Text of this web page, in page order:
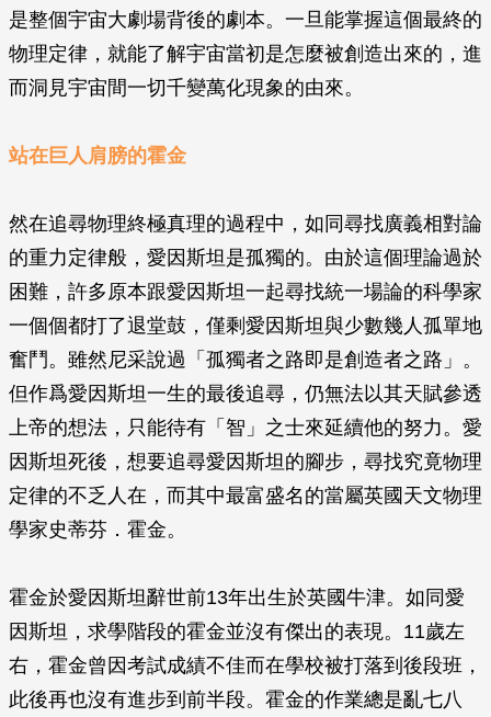
是整個宇宙大劇場背後的劇本。一旦能掌握這個最終的
物理定律，就能了解宇宙當初是怎麼被創造出來的，進
而洞見宇宙間一切千變萬化現象的由來。
站在巨人肩膀的霍金
然在追尋物理終極真理的過程中，如同尋找廣義相對論
的重力定律般，愛因斯坦是孤獨的。由於這個理論過於
困難，許多原本跟愛因斯坦一起尋找統一場論的科學家
一個個都打了退堂鼓，僅剩愛因斯坦與少數幾人孤單地
奮鬥。雖然尼采說過「孤獨者之路即是創造者之路」。
但作爲愛因斯坦一生的最後追尋，仍無法以其天賦參透
上帝的想法，只能待有「智」之士來延續他的努力。愛
因斯坦死後，想要追尋愛因斯坦的腳步，尋找究竟物理
定律的不乏人在，而其中最富盛名的當屬英國天文物理
學家史蒂芬．霍金。
霍金於愛因斯坦辭世前13年出生於英國牛津。如同愛
因斯坦，求學階段的霍金並沒有傑出的表現。11歲左
右，霍金曾因考試成績不佳而在學校被打落到後段班，
此後再也沒有進步到前半段。霍金的作業總是亂七八